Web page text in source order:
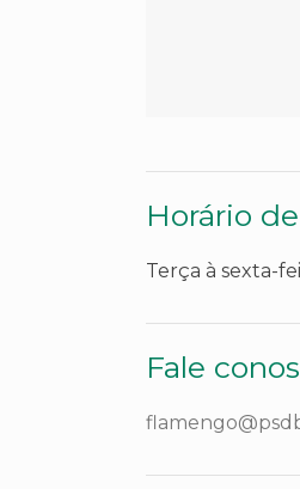
Horário
Terça à sexta-
Fale